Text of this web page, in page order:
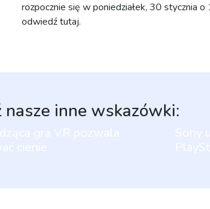
rozpocznie się w poniedziałek, 30 stycznia
odwiedź tutaj.
inne wskazówki: